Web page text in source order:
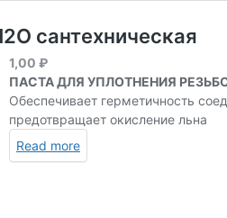
сантехническая
1,00 ₽
ПАСТА ДЛЯ УПЛОТНЕНИЯ
Обеспечивает герметичность
предотвращает окисление льна
Read more